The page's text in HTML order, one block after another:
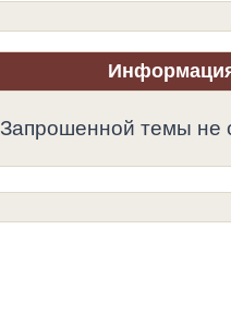
Запрошенной темы не